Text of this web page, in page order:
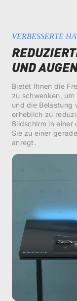
VERBESSERTE
UND
Bietet Ihnen die
zu schwenken,
und die Belastung
erheblich zu
Bildschirm in einer
Sie zu einer
anregt.